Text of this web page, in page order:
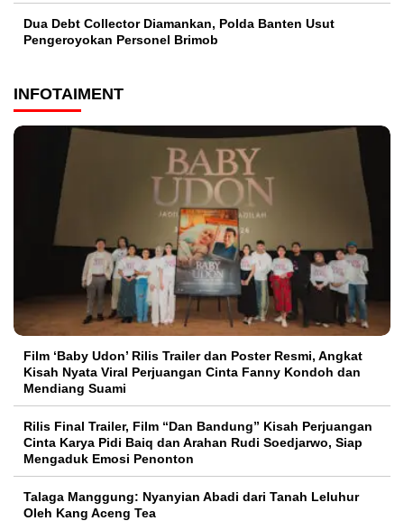
Dua Debt Collector Diamankan, Polda Banten Usut
Pengeroyokan Personel Brimob
INFOTAIMENT
Film ‘Baby Udon’ Rilis Trailer dan Poster Resmi, Angkat
Kisah Nyata Viral Perjuangan Cinta Fanny Kondoh dan
Mendiang Suami
Rilis Final Trailer, Film “Dan Bandung” Kisah Perjuangan
Cinta Karya Pidi Baiq dan Arahan Rudi Soedjarwo, Siap
Mengaduk Emosi Penonton
Talaga Manggung: Nyanyian Abadi dari Tanah Leluhur
Oleh Kang Aceng Tea